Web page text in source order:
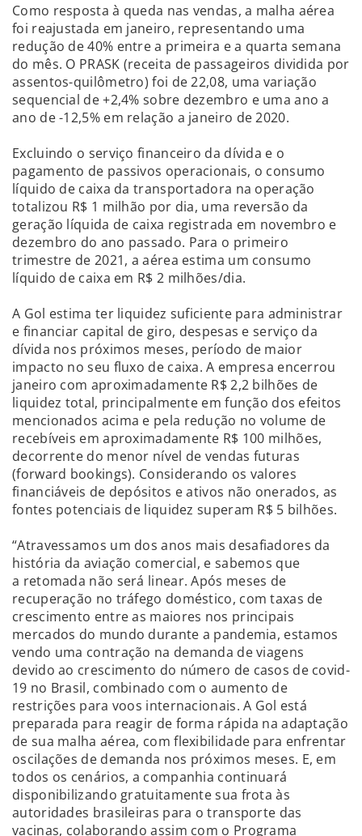
Como resposta à queda nas vendas, a malha aérea
foi reajustada em janeiro, representando uma
redução de 40% entre a primeira e a quarta semana
do mês. O PRASK (receita de passageiros dividida por
assentos-quilômetro) foi de 22,08, uma variação
sequencial de +2,4% sobre dezembro e uma ano a
ano de -12,5% em relação a janeiro de 2020.
Excluindo o serviço financeiro da dívida e o
pagamento de passivos operacionais, o consumo
líquido de caixa da transportadora na operação
totalizou R$ 1 milhão por dia, uma reversão da
geração líquida de caixa registrada em novembro e
dezembro do ano passado. Para o primeiro
trimestre de 2021, a aérea estima um consumo
líquido de caixa em R$ 2 milhões/dia.
A Gol estima ter liquidez suficiente para administrar
e financiar capital de giro, despesas e serviço da
dívida nos próximos meses, período de maior
impacto no seu fluxo de caixa. A empresa encerrou
janeiro com aproximadamente R$ 2,2 bilhões de
liquidez total, principalmente em função dos efeitos
mencionados acima e pela redução no volume de
recebíveis em aproximadamente R$ 100 milhões,
decorrente do menor nível de vendas futuras
(forward bookings). Considerando os valores
financiáveis de depósitos e ativos não onerados, as
fontes potenciais de liquidez superam R$ 5 bilhões.
“Atravessamos um dos anos mais desafiadores da
história da aviação comercial, e sabemos que
a retomada não será linear. Após meses de
recuperação no tráfego doméstico, com taxas de
crescimento entre as maiores nos principais
mercados do mundo durante a pandemia, estamos
vendo uma contração na demanda de viagens
devido ao crescimento do número de casos de covid-
19 no Brasil, combinado com o aumento de
restrições para voos internacionais. A Gol está
preparada para reagir de forma rápida na adaptação
de sua malha aérea, com flexibilidade para enfrentar
oscilações de demanda nos próximos meses. E, em
todos os cenários, a companhia continuará
disponibilizando gratuitamente sua frota às
autoridades brasileiras para o transporte das
vacinas, colaborando assim com o Programa